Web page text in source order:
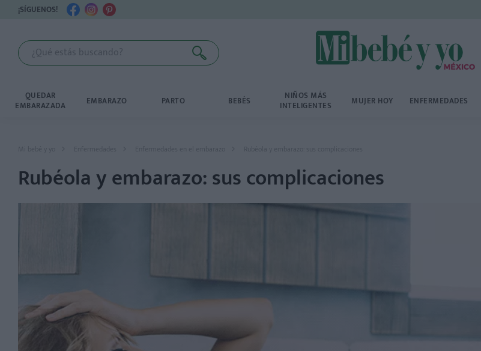
¡SÍGUENOS!
QUEDAR
EMBARAZADA EMBARAZO PARTO BEBÉS NIÑOS MÁS
INTELIGENTES MUJER HOY ENFERMEDADES
Mi bebé y yo Enfermedades Enfermedades en el embarazo
Rubéola y embarazo: sus complicaciones